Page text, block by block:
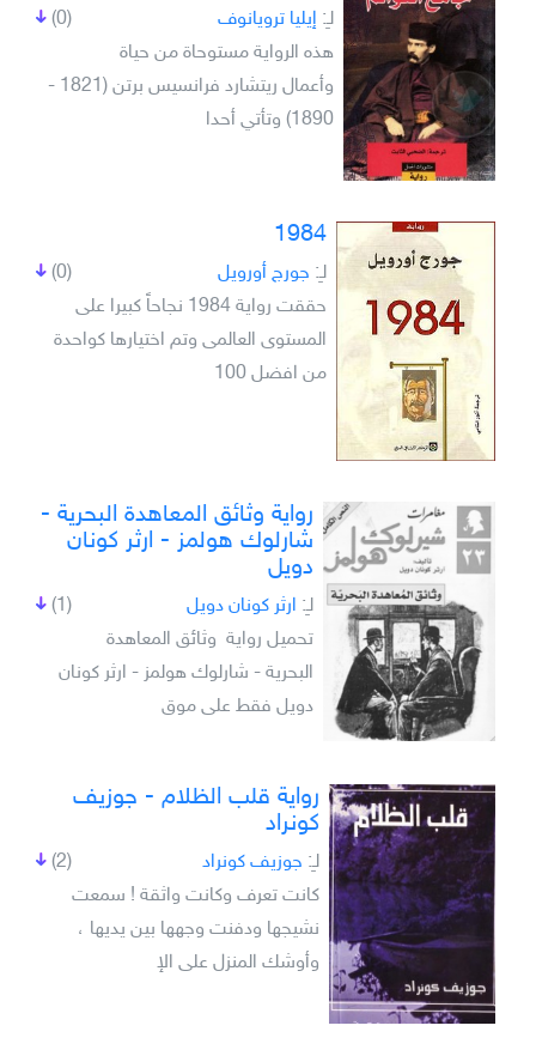
(0) لـِ: إيليا ترويانوف
هذه الرواية مستوحاة من حياة
وأعمال ريتشارد فرانسيس برتن (1821 -
1890) وتأتي أحدا
1984
(0) لـِ: جورج أورويل
حققت رواية 1984 نجاحاً كبيرا على
المستوى العالمى وتم اختيارها كواحدة
من افضل 100
رواية وثائق المعاهدة البحرية -
شارلوك هولمز - ارثر كونان
دويل
(1) لـِ: ارثر كونان دويل
تحميل رواية وثائق المعاهدة
البحرية - شارلوك هولمز - ارثر كونان
دويل فقط على موق
رواية قلب الظلام - جوزيف
كونراد
(2) لـِ: جوزيف كونراد
كانت تعرف وكانت واثقة ! سمعت
نشيجها ودفنت وجهها بين يديها ،
وأوشك المنزل على الإ